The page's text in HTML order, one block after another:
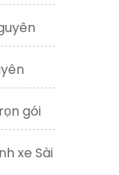
gói
xe Sài